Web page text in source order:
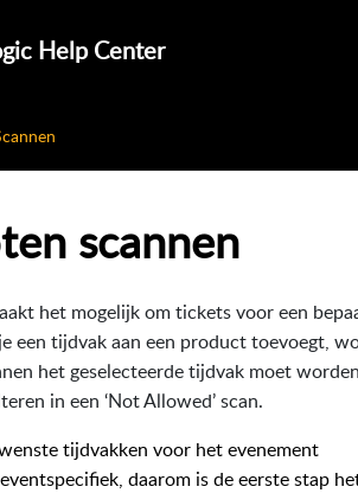
Help Center
scannen
het mogelijk om tickets voor een
een tijdvak aan een product toevoegt,
het geselecteerde tijdvak moet
in een ‘Not Allowed’ scan.
tijdvakken voor het evenement
daarom is de eerste stap